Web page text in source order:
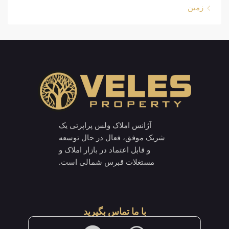
زمین
آژانس املاک ولس پراپرتی یک
شریک موفق، فعال در حال توسعه
و قابل اعتماد در بازار املاک و
مستغلات قبرس شمالی است.
با ما تماس بگیرید